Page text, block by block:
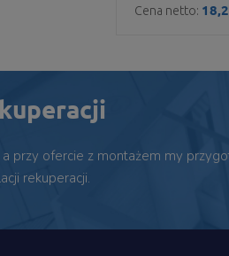
Cena netto:
przy ofercie z montażem my
rekuperacji.